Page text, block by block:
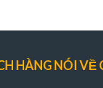
HÀNG NÓI VỀ